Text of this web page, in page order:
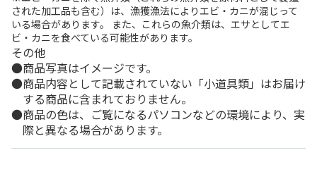
された加工品も含む）は、漁獲漁法によりエビ・カニが混じって
いる場合があります。 また、これらの魚介類は、エサとしてエ
ビ・カニを食べている可能性があります。
その他
商品写真はイメージです。
商品内容として記載されていない「小道具類」はお届け
する商品に含まれておりません。
商品の色は、ご覧になるパソコンなどの環境により、実
際と異なる場合があります。